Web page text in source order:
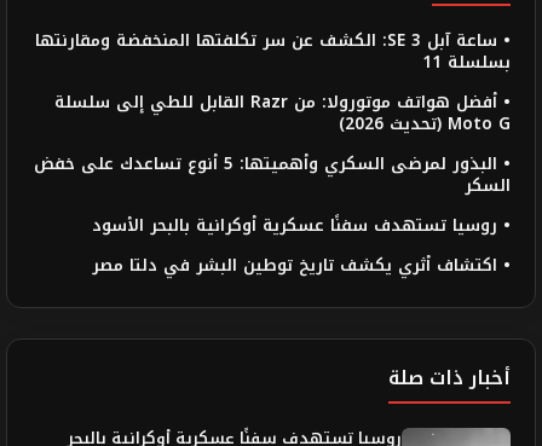
• ساعة آبل SE 3: الكشف عن سر تكلفتها المنخفضة ومقارنتها
بسلسلة 11
• أفضل هواتف موتورولا: من Razr القابل للطي إلى سلسلة
Moto G (تحديث 2026)
• البذور لمرضى السكري وأهميتها: 5 أنوع تساعدك على خفض
السكر
• روسيا تستهدف سفنًا عسكرية أوكرانية بالبحر الأسود
• اكتشاف أثري يكشف تاريخ توطين البشر في دلتا مصر
أخبار ذات صلة
روسيا تستهدف سفنًا عسكرية أوكرانية بالبحر